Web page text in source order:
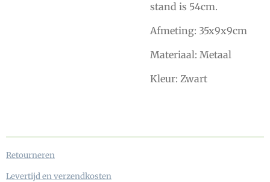
stand is 54cm.
Afmeting: 35x9x9cm
Materiaal: Metaal
Kleur: Zwart
Retourneren
Levertijd en verzendkosten